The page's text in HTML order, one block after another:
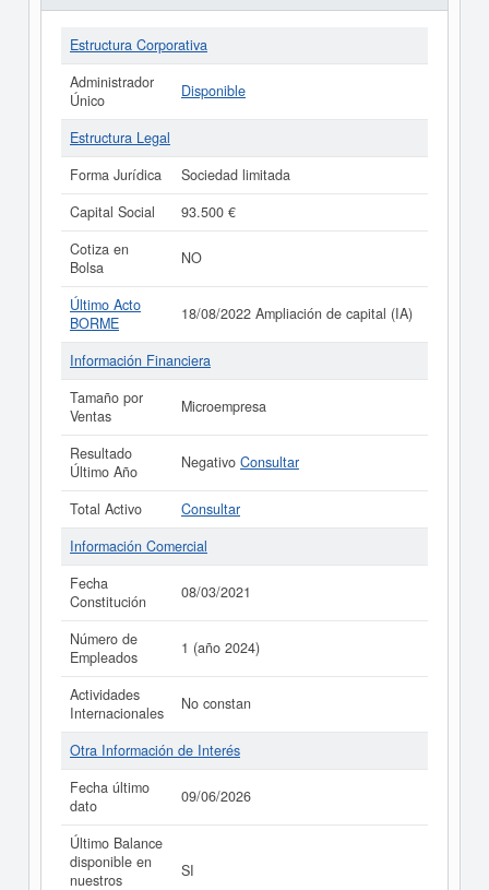
Estructura Corporativa
Administrador
Único
Disponible
Estructura Legal
Forma Jurídica
Sociedad limitada
Capital Social
93.500 €
Cotiza en
Bolsa
NO
Último Acto
BORME
18/08/2022 Ampliación de capital (IA)
Información Financiera
Tamaño por
Ventas
Microempresa
Resultado
Último Año
Negativo Consultar
Total Activo
Consultar
Información Comercial
Fecha
Constitución
08/03/2021
Número de
Empleados
1 (año 2024)
Actividades
Internacionales
No constan
Otra Información de Interés
Fecha último
dato
09/06/2026
Último Balance
disponible en
nuestros
SI